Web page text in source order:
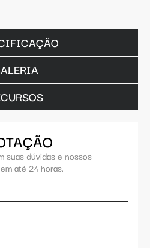
suas dúvidas e nossos
até 24 horas.